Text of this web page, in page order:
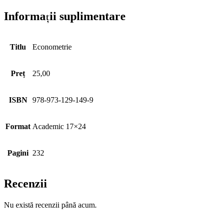
Informații suplimentare
Titlu Econometrie
Preț 25,00
ISBN 978-973-129-149-9
Format Academic 17×24
Pagini 232
Recenzii
Nu există recenzii până acum.